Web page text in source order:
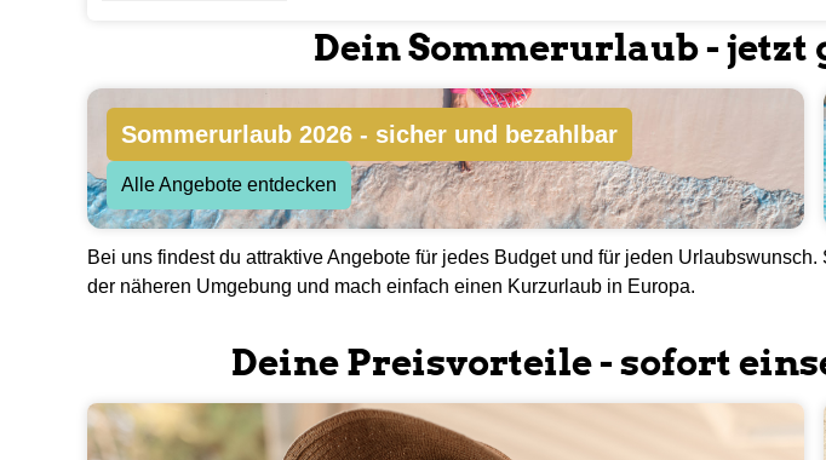
Dein Sommerurlaub - jetzt
Sommerurlaub 2026 - sicher und bezahlbar
Alle Angebote entdecken
Bei uns findest du attraktive Angebote für jedes Budget und für jeden
der näheren Umgebung und mach einfach einen Kurzurlaub in Europa.
Deine Preisvorteile - sofort